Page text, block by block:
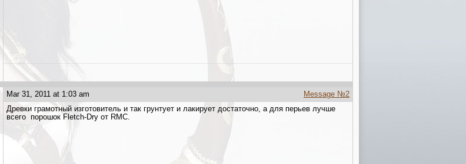
Message №2
Mar 31, 2011 at 1:03 am
Древки грамотный изготовитель и так грунтует и лакирует достаточно, а для перьев лучше
всего порошок Fletch-Dry от RMC.